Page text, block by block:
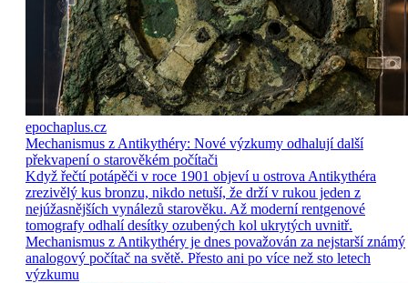
epochaplus.cz
Mechanismus z Antikythéry: Nové výzkumy odhalují další
překvapení o starověkém počítači
Když řečtí potápěči v roce 1901 objeví u ostrova Antikythéra
zrezivělý kus bronzu, nikdo netuší, že drží v rukou jeden z
nejúžasnějších vynálezů starověku. Až moderní rentgenové
tomografy odhalí desítky ozubených kol ukrytých uvnitř.
Mechanismus z Antikythéry je dnes považován za nejstarší známý
analogový počítač na světě. Přesto ani po více než sto letech
výzkumu